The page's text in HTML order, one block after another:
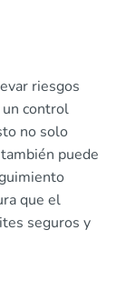
riesgos
control
no solo
puede
que el
seguros y